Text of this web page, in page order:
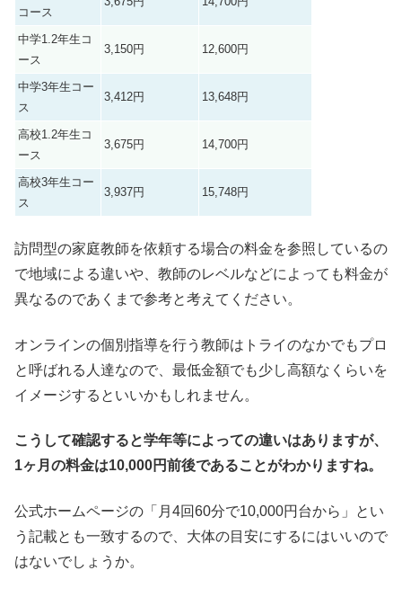
コース
中学1.2年生コ
ース
3,150円 12,600円
中学3年生コー
ス
3,412円 13,648円
高校1.2年生コ
ース
3,675円 14,700円
高校3年生コー
ス
3,937円 15,748円
訪問型の家庭教師を依頼する場合の料金を参照しているの
で地域による違いや、教師のレベルなどによっても料金が
異なるのであくまで参考と考えてください。
オンラインの個別指導を行う教師はトライのなかでもプロ
と呼ばれる人達なので、最低金額でも少し高額なくらいを
イメージするといいかもしれません。
こうして確認すると学年等によっての違いはありますが、
1ヶ月の料金は10,000円前後であることがわかりますね。
公式ホームページの「月4回60分で10,000円台から」とい
う記載とも一致するので、大体の目安にするにはいいので
はないでしょうか。